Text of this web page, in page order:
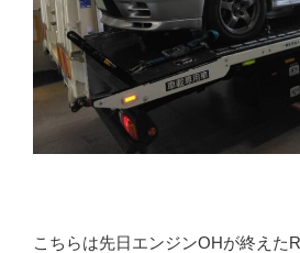
こちらは先日エンジンOHが終えた